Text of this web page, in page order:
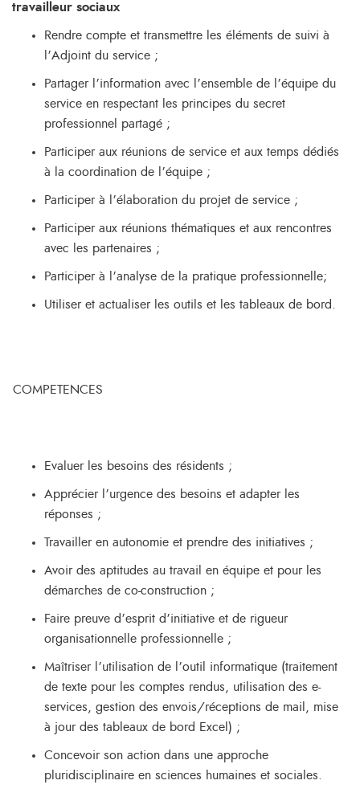
travailleur sociaux
Rendre compte et transmettre les éléments de suivi à
l’Adjoint du service ;
Partager l’information avec l’ensemble de l’équipe du
service en respectant les principes du secret
professionnel partagé ;
Participer aux réunions de service et aux temps dédiés
à la coordination de l’équipe ;
Participer à l’élaboration du projet de service ;
Participer aux réunions thématiques et aux rencontres
avec les partenaires ;
Participer à l’analyse de la pratique professionnelle;
Utiliser et actualiser les outils et les tableaux de bord.
COMPETENCES
Evaluer les besoins des résidents ;
Apprécier l’urgence des besoins et adapter les
réponses ;
Travailler en autonomie et prendre des initiatives ;
Avoir des aptitudes au travail en équipe et pour les
démarches de co-construction ;
Faire preuve d’esprit d’initiative et de rigueur
organisationnelle professionnelle ;
Maîtriser l’utilisation de l’outil informatique (traitement
de texte pour les comptes rendus, utilisation des e-
services, gestion des envois/réceptions de mail, mise
à jour des tableaux de bord Excel) ;
Concevoir son action dans une approche
pluridisciplinaire en sciences humaines et sociales.